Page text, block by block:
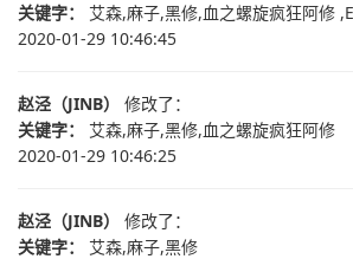
关键字： 艾森,麻子,黑修,血之螺旋疯狂阿修
2020-01-29 10:46:45
赵泾（JINB）
修改了：
关键字： 艾森,麻子,黑修,血之螺旋疯狂阿修
2020-01-29 10:46:25
赵泾（JINB）
修改了：
关键字： 艾森,麻子,黑修